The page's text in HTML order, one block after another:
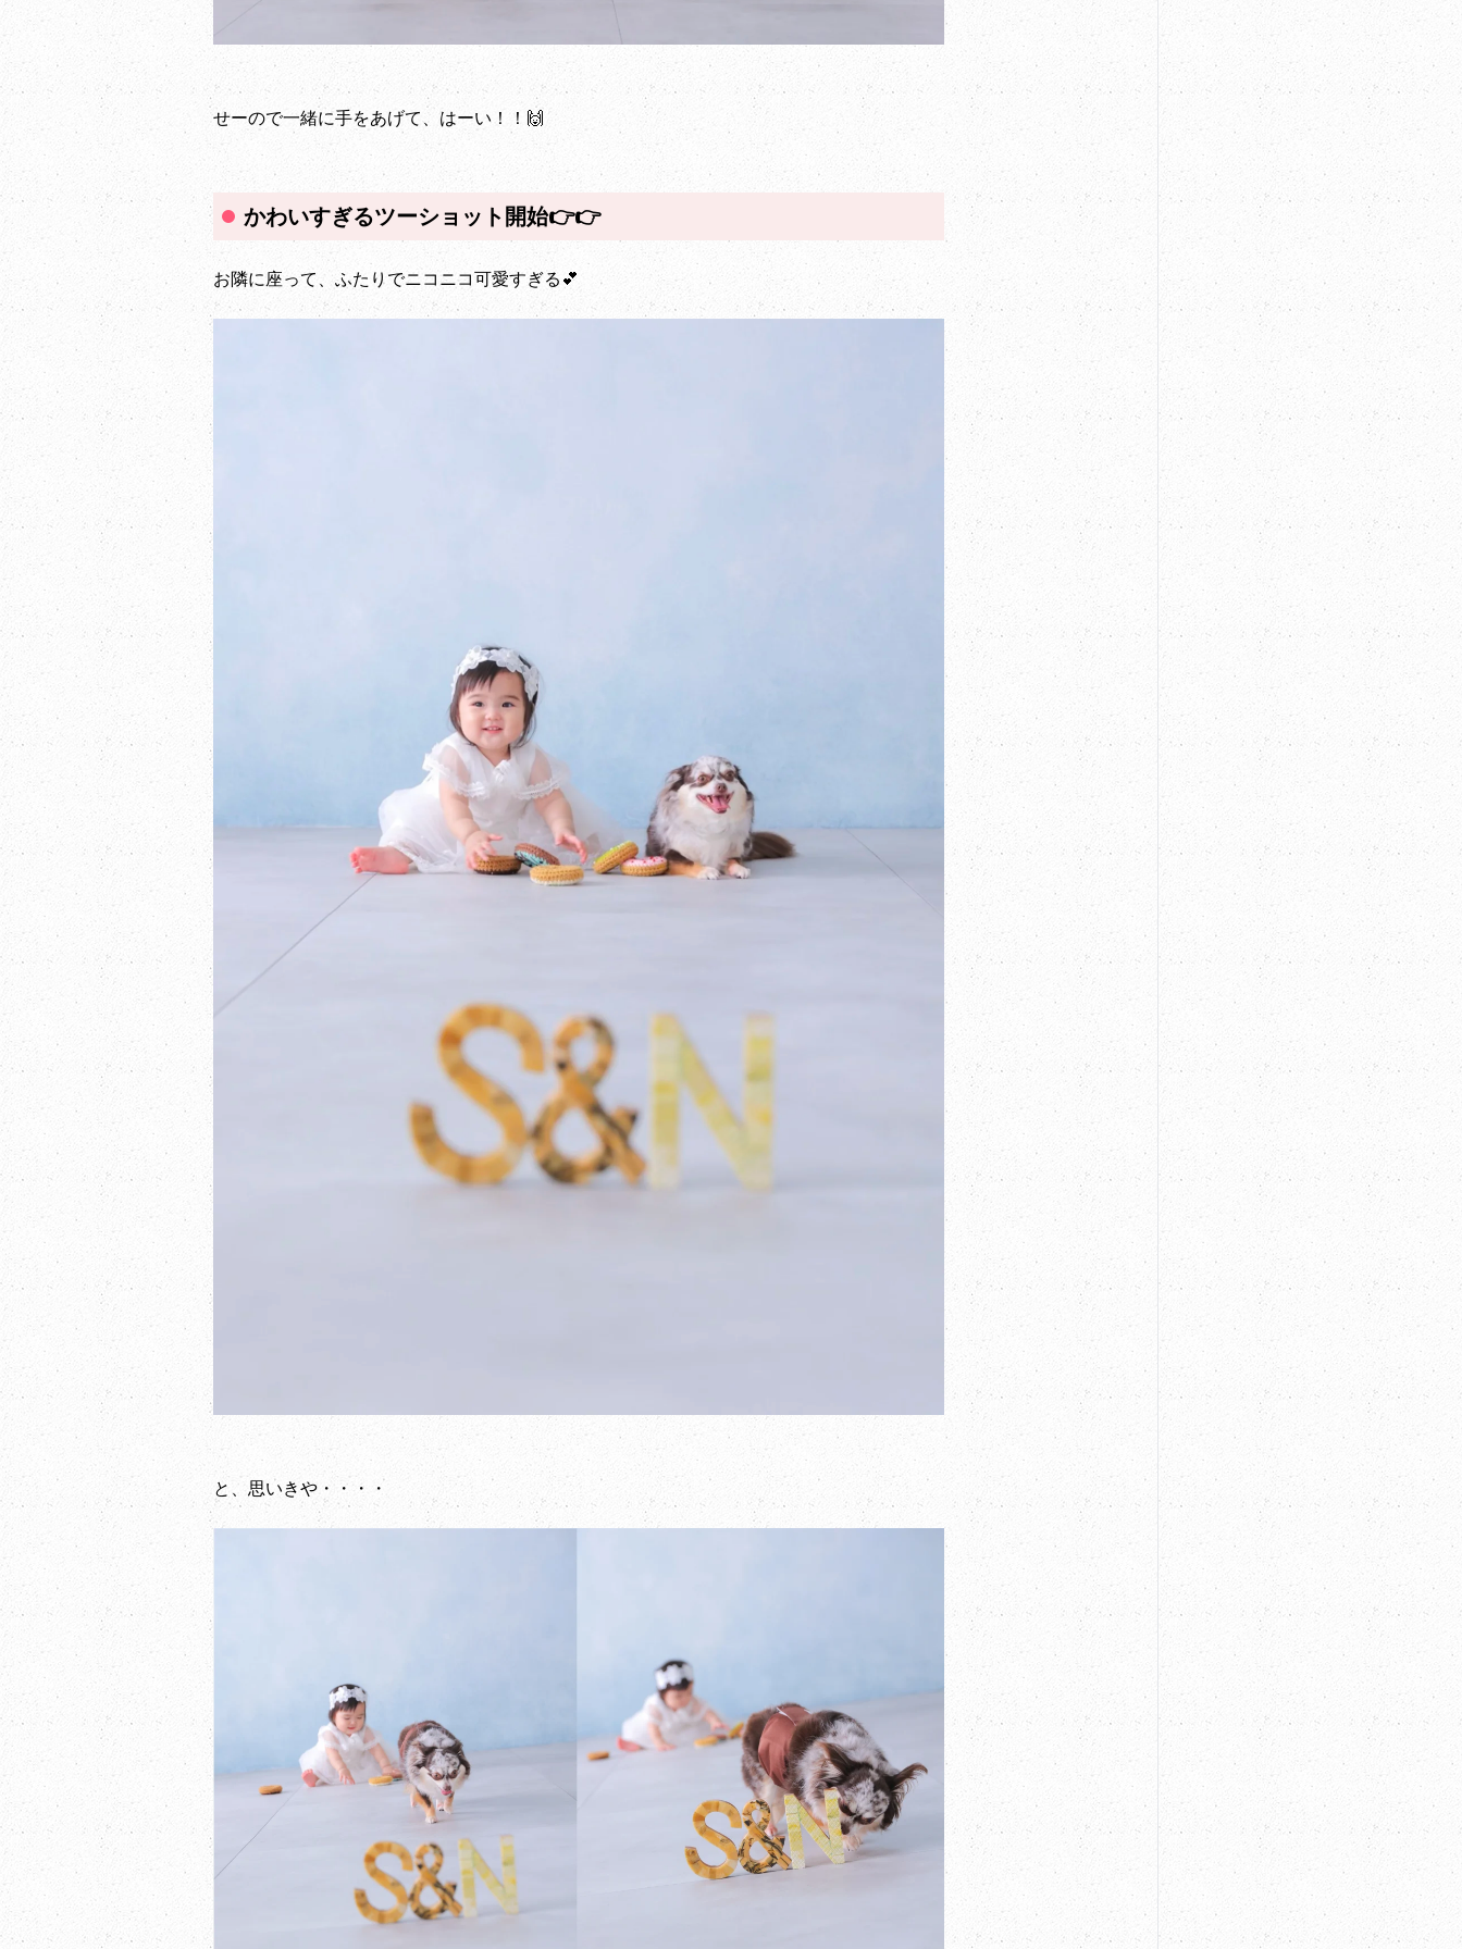
せーので一緒に手をあげて、はーい！！🙌
かわいすぎるツーショット開始👉👉
お隣に座って、ふたりでニコニコ可愛すぎる💕
と、思いきや・・・・